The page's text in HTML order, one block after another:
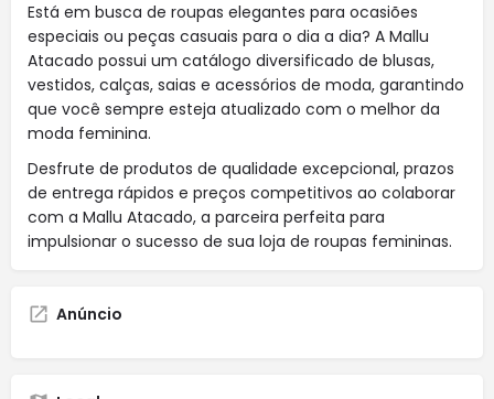
Está em busca de roupas elegantes para ocasiões
especiais ou peças casuais para o dia a dia? A Mallu
Atacado possui um catálogo diversificado de blusas,
vestidos, calças, saias e acessórios de moda, garantindo
que você sempre esteja atualizado com o melhor da
moda feminina.
Desfrute de produtos de qualidade excepcional, prazos
de entrega rápidos e preços competitivos ao colaborar
com a Mallu Atacado, a parceira perfeita para
impulsionar o sucesso de sua loja de roupas femininas.
Anúncio